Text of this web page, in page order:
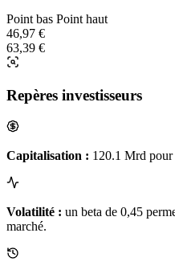
Point bas Point haut
46,97 €
63,39 €
Repères investisseurs
Capitalisation : 120.1 Mrd pour
Volatilité : un beta de 0,45
marché.